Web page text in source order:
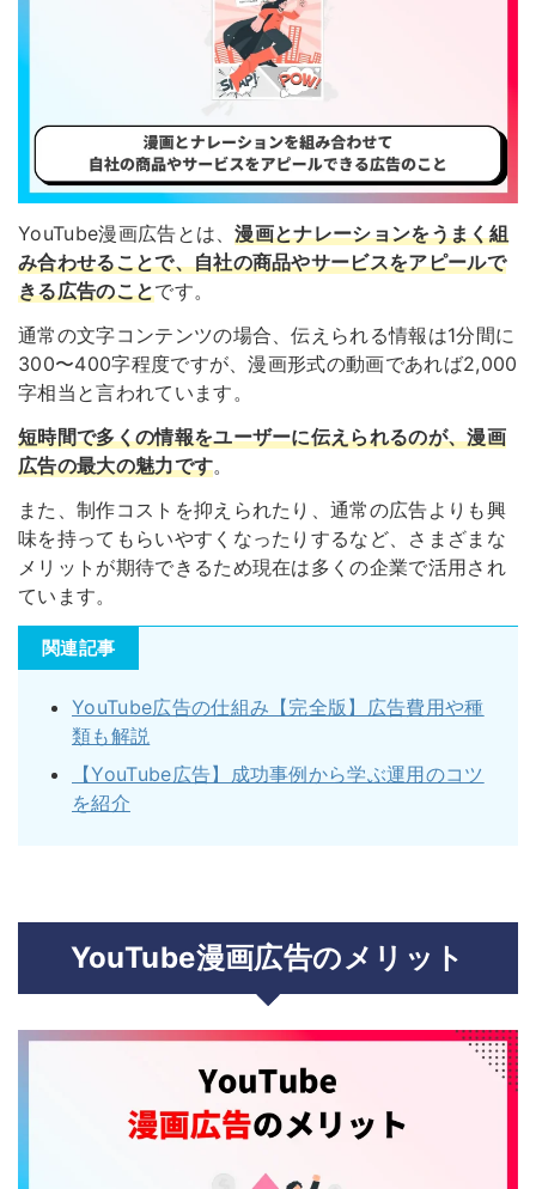
YouTube漫画広告とは、漫画とナレーションをうまく組
み合わせることで、自社の商品やサービスをアピールで
きる広告のことです。
通常の文字コンテンツの場合、伝えられる情報は1分間に
300〜400字程度ですが、漫画形式の動画であれば2,000
字相当と言われています。
短時間で多くの情報をユーザーに伝えられるのが、漫画
広告の最大の魅力です。
また、制作コストを抑えられたり、通常の広告よりも興
味を持ってもらいやすくなったりするなど、さまざまな
メリットが期待できるため現在は多くの企業で活用され
ています。
関連記事
YouTube広告の仕組み【完全版】広告費用や種
類も解説
【YouTube広告】成功事例から学ぶ運用のコツ
を紹介
YouTube漫画広告のメリット